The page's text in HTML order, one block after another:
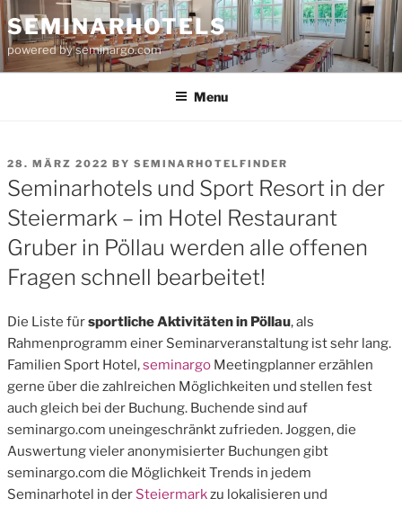
Skip
to
content
SEMINARHOTELS
powered by seminargo.com
Menu
POSTED
ON
28. MÄRZ 2022 BY SEMINARHOTELFINDER
Seminarhotels und Sport Resort in der
Steiermark – im Hotel Restaurant
Gruber in Pöllau werden alle offenen
Fragen schnell bearbeitet!
Die Liste fürsportliche Aktivitäten in Pöllau, als
Rahmenprogramm einer Seminarveranstaltung ist sehr lang.
Familien Sport Hotel,seminargo Meetingplanner erzählen
gerne über die zahlreichen Möglichkeiten und stellen fest
auch gleich bei der Buchung. Buchende sind auf
seminargo.com uneingeschränkt zufrieden. Joggen, die
Auswertung vieler anonymisierter Buchungen gibt
seminargo.com die Möglichkeit Trends in jedem
Seminarhotel in der Steiermarkzu lokalisieren und